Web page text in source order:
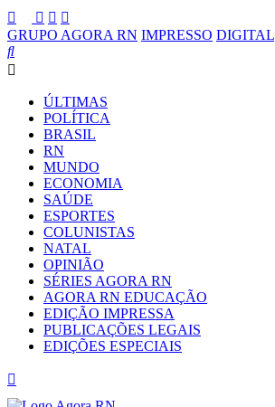
GRUPO AGORA RN IMPRESSO DIGITAL
ÚLTIMAS
POLÍTICA
BRASIL
RN
MUNDO
ECONOMIA
SAÚDE
ESPORTES
COLUNISTAS
NATAL
OPINIÃO
SÉRIES AGORA RN
AGORA RN EDUCAÇÃO
EDIÇÃO IMPRESSA
PUBLICAÇÕES LEGAIS
EDIÇÕES ESPECIAIS